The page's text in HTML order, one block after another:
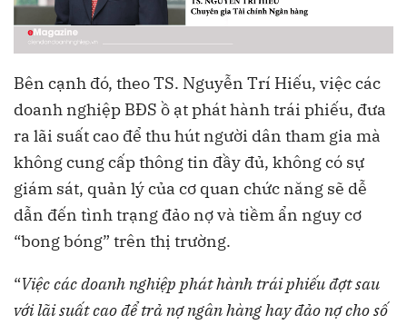
Bên cạnh đó, theo TS. Nguyễn Trí Hiếu, việc các
doanh nghiệp BĐS ồ ạt phát hành trái phiếu, đưa
ra lãi suất cao để thu hút người dân tham gia mà
không cung cấp thông tin đầy đủ, không có sự
giám sát, quản lý của cơ quan chức năng sẽ dễ
dẫn đến tình trạng đảo nợ và tiềm ẩn nguy cơ
“bong bóng” trên thị trường.
“Việc các doanh nghiệp phát hành trái phiếu đợt sau
với lãi suất cao để trả nợ ngân hàng hay đảo nợ cho số